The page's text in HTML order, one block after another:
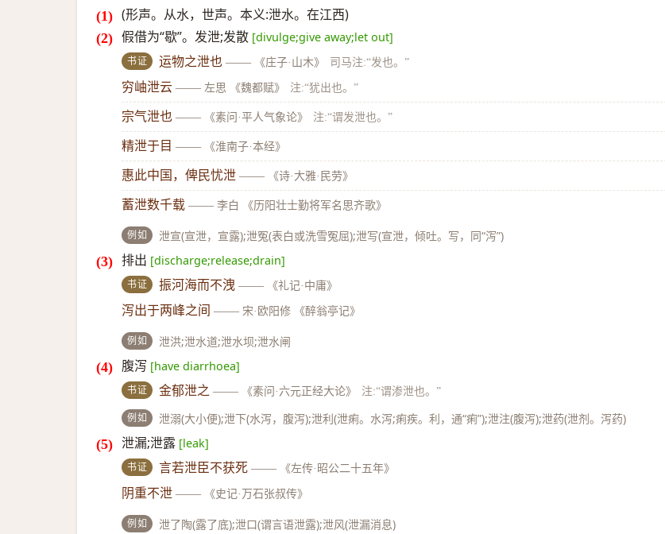
(形声。从水，世声。本义:泄水。在江西)
假借为“歇”。发泄;发散 [divulge;give away;let out]
书证 运物之泄也 —— 《庄子·山木》 司马注:“发也。”
穷岫泄云 —— 左思 《魏都赋》 注:“犹出也。”
宗气泄也 —— 《素问·平人气象论》 注:“谓发泄也。”
精泄于目 —— 《淮南子·本经》
惠此中国，俾民忧泄 —— 《诗·大雅·民劳》
蓄泄数千载 —— 李白 《历阳壮士勤将军名思齐歌》
例如 泄宣(宣泄，宣露);泄冤(表白或洗雪冤屈);泄写(宣泄，倾吐。写，同“泻”)
排出 [discharge;release;drain]
书证 振河海而不洩 —— 《礼记·中庸》
泻出于两峰之间 —— 宋·欧阳修 《醉翁亭记》
例如 泄洪;泄水道;泄水坝;泄水闸
腹泻 [have diarrhoea]
书证 金郁泄之 —— 《素问·六元正经大论》 注:“谓渗泄也。”
例如 泄溺(大小便);泄下(水泻，腹泻);泄利(泄痢。水泻;痢疾。利，通“痢”);泄注(腹泻);泄药(泄剂。泻药)
泄漏;泄露 [leak]
书证 言若泄臣不获死 —— 《左传·昭公二十五年》
阴重不泄 —— 《史记·万石张叔传》
例如 泄了陶(露了底);泄口(谓言语泄露);泄风(泄漏消息)